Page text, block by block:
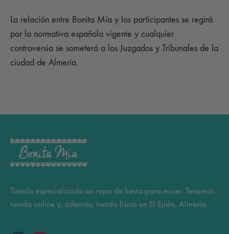
La relación entre Bonita Mía y los participantes se regirá
por la normativa española vigente y cualquier
controversia se someterá a los Juzgados y Tribunales de la
ciudad de Almería.
Tienda especializada en ropa de fiesta para mujer. Tenemos
tienda online y, además, tienda física en El Ejido, Almería.